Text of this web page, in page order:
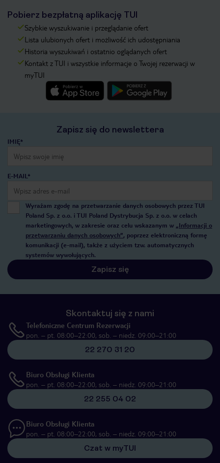
Pobierz bezpłatną aplikację TUI
Szybkie wyszukiwanie i przeglądanie ofert
Lista ulubionych ofert i możliwość ich udostępniania
Historia wyszukiwań i ostatnio oglądanych ofert
Kontakt z TUI i wszystkie informacje o Twojej rezerwacji w
myTUI
Zapisz się do newslettera
IMIĘ*
E-MAIL*
Wyrażam zgodę na przetwarzanie danych osobowych przez TUI
Poland Sp. z o.o. i TUI Poland Dystrybucja Sp. z o.o. w celach
marketingowych, w zakresie oraz celu wskazanym w „Informacji o
przetwarzaniu danych osobowych”, poprzez elektroniczną formę
komunikacji (e-mail), także z użyciem tzw. automatycznych
systemów wywołujących.
Zapisz się
Skontaktuj się z nami
Telefoniczne Centrum Rezerwacji
pon. – pt. 08:00–22:00, sob. – niedz. 09:00–21:00
22 270 31 20
Biuro Obsługi Klienta
pon. – pt. 08:00–22:00, sob. – niedz. 09:00–21:00
22 255 04 02
Biuro Obsługi Klienta
pon. – pt. 08:00–22:00, sob. – niedz. 09:00–21:00
Czat w myTUI